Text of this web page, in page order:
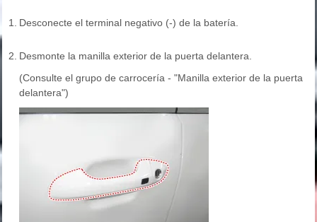
1. Desconecte el terminal negativo (-) de la batería.
2. Desmonte la manilla exterior de la puerta delantera.
(Consulte el grupo de carrocería - "Manilla exterior de la puerta
delantera")